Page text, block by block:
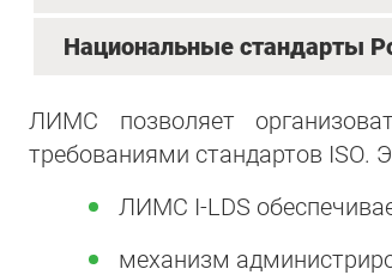
Национальные стандарты
ЛИМС позволяет
требованиями стандартов ISO.
ЛИМС I-LDS
механизм